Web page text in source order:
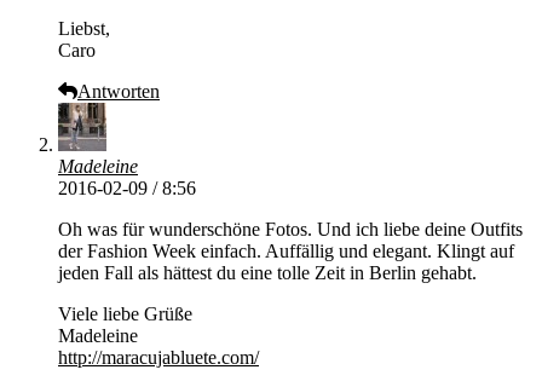
Liebst,
Caro
Antworten
Madeleine
2016-02-09 / 8:56
Oh was für wunderschöne Fotos. Und ich liebe deine Outfits
der Fashion Week einfach. Auffällig und elegant. Klingt auf
jeden Fall als hättest du eine tolle Zeit in Berlin gehabt.
Viele liebe Grüße
Madeleine
http://maracujabluete.com/